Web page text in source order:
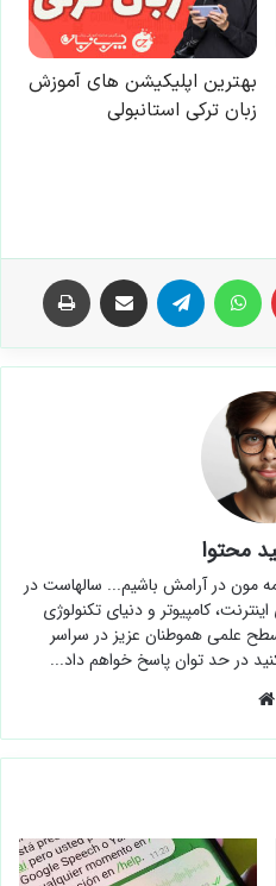
‫پین‌ترست تلگرام اشتراک گذاری از طریق ایمیل
محتوا
مون در آرامش باشیم... سالهاست در
کامپیوتر و دنیای تکنولوژی
علمی هموطنان عزیز در سراسر
در حد توان پاسخ خواهم داد...